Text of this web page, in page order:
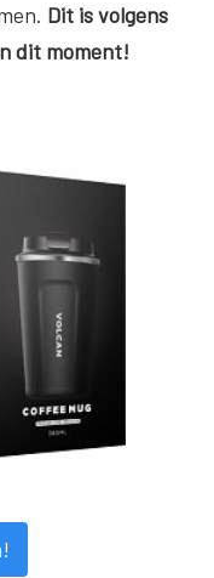
Dit is volgens
dit moment!